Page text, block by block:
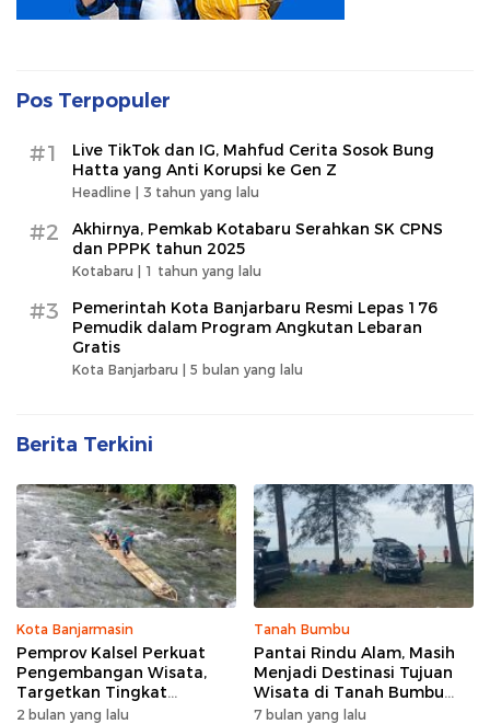
Pos Terpopuler
#1
Live TikTok dan IG, Mahfud Cerita Sosok Bung
Hatta yang Anti Korupsi ke Gen Z
Headline | 3 tahun yang lalu
#2
Akhirnya, Pemkab Kotabaru Serahkan SK CPNS
dan PPPK tahun 2025
Kotabaru | 1 tahun yang lalu
#3
Pemerintah Kota Banjarbaru Resmi Lepas 176
Pemudik dalam Program Angkutan Lebaran
Gratis
Kota Banjarbaru | 5 bulan yang lalu
Berita Terkini
Kota Banjarmasin
Pemprov Kalsel Perkuat
Pengembangan Wisata,
Targetkan Tingkat
Kunjungan Naik 5 Persen di
2 bulan yang lalu
Tanah Bumbu
Pantai Rindu Alam, Masih
Menjadi Destinasi Tujuan
Wisata di Tanah Bumbu
dengan Rindangnya Pohon
7 bulan yang lalu